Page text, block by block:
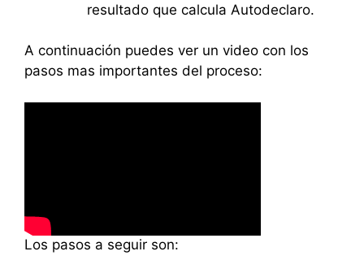
resultado que calcula Autodeclaro.
A continuación puedes ver un video con los
pasos mas importantes del proceso:
Los pasos a seguir son: